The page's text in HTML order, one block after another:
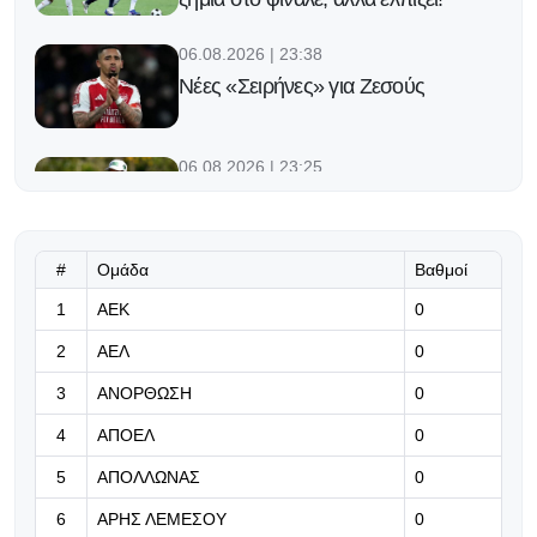
06.08.2026 | 23:38
Νέες «Σειρήνες» για Ζεσούς
06.08.2026 | 23:25
«Μπορούμε να βασιστούμε σε
όλους τους παίκτες μας»
06.08.2026 | 23:06
Έχασε από την Άντερλεχτ ο ΠΑΟΚ,
όλα για όλα στο Βέλγιο!
06.08.2026 | 22:59
# Ομάδα Βαθμοί
1 ΑΕΚ 0
2 ΑΕΛ 0
3 ΑΝΟΡΘΩΣΗ 0
4 ΑΠΟΕΛ 0
5 ΑΠΟΛΛΩΝΑΣ 0
6 ΑΡΗΣ ΛΕΜΕΣΟΥ 0